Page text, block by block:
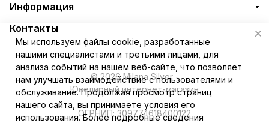
Информация
Контакты
© 2026 Milana Silver -
Ювелирный интернет-магазин
ОГРНИП: 309774618400122
Мы используем файлы cookie, разработанные
нашими специалистами и третьими лицами, для
анализа событий на нашем веб-сайте, что позволяет
нам улучшать взаимодействие с пользователями и
обслуживание. Продолжая просмотр страниц
нашего сайта, вы принимаете условия его
использования. Более подробные сведения